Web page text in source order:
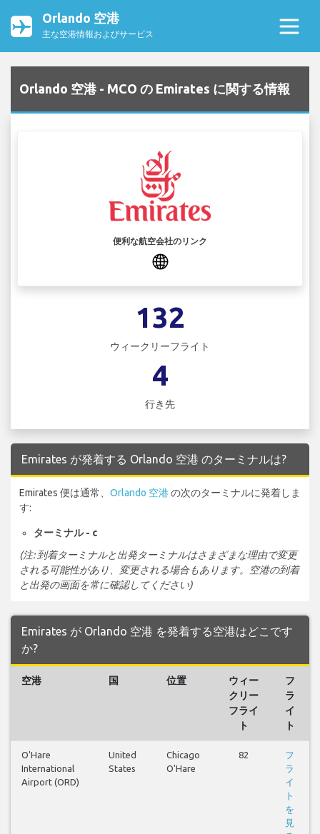
Orlando 空港
主な空港情報およびサービス
Orlando 空港 - MCO の Emirates に関する情報
便利な航空会社のリンク
132
ウィークリーフライト
4
行き先
Emirates が発着する Orlando 空港 のターミナルは?
Emirates 便は通常、 Orlando 空港の次のターミナルに発着しま
す:
ターミナル - c
(注: 到着ターミナルと出発ターミナルはさまざまな理由で変更
される可能性があり、変更される場合もあります。空港の到着
と出発の画面を常に確認してください)
Emirates が Orlando 空港 を発着する空港はどこです
か?
空港 国 位置
ウィー
クリー
フライ
ト
フ
ラ
イ
ト
O'Hare
International
Airport (ORD)
United
States
Chicago
O'Hare
82
フ
ラ
イ
ト
を
見